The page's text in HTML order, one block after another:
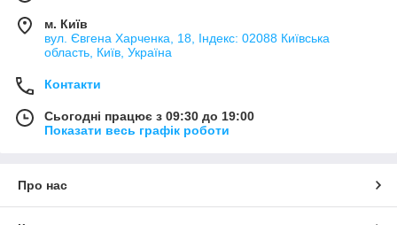
м. Київ
вул. Євгена Харченка, 18, Індекс: 02088 Київська
область, Київ, Україна
Контакти
Сьогодні працює з 09:30 до 19:00
Показати весь графік роботи
Про нас